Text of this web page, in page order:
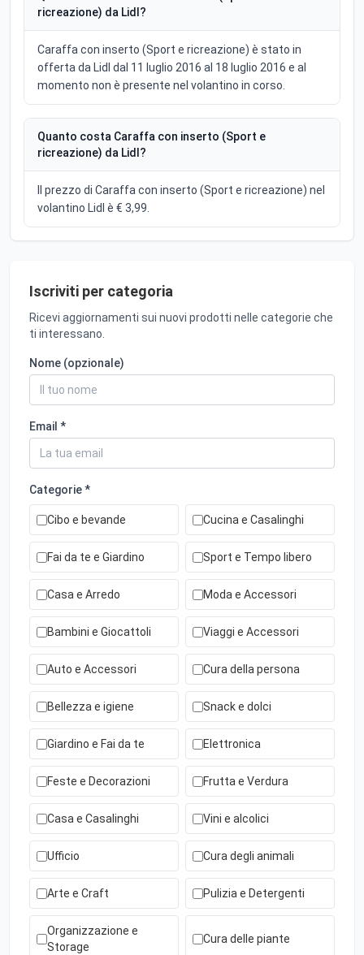
ricreazione) da Lidl?
Caraffa con inserto (Sport e ricreazione) è stato in
offerta da Lidl dal 11 luglio 2016 al 18 luglio 2016 e al
momento non è presente nel volantino in corso.
Quanto costa Caraffa con inserto (Sport e
ricreazione) da Lidl?
Il prezzo di Caraffa con inserto (Sport e ricreazione) nel
volantino Lidl è € 3,99.
Iscriviti per categoria
Ricevi aggiornamenti sui nuovi prodotti nelle categorie che
ti interessano.
Nome (opzionale)
Email *
Categorie *
Cibo e bevande Cucina e Casalinghi
Fai da te e Giardino Sport e Tempo libero
Casa e Arredo Moda e Accessori
Bambini e Giocattoli Viaggi e Accessori
Auto e Accessori Cura della persona
Bellezza e igiene Snack e dolci
Giardino e Fai da te Elettronica
Feste e Decorazioni Frutta e Verdura
Casa e Casalinghi Vini e alcolici
Ufficio Cura degli animali
Arte e Craft Pulizia e Detergenti
Organizzazione e
Storage
Cura delle piante